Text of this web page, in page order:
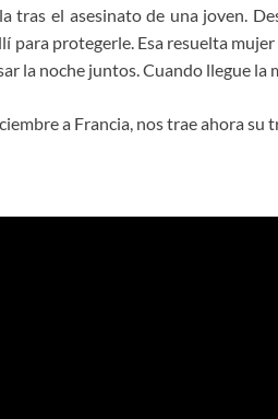
tras el asesinato de una joven.
para protegerle. Esa resuelta
la noche juntos. Cuando llegue la
a Francia, nos trae ahora su